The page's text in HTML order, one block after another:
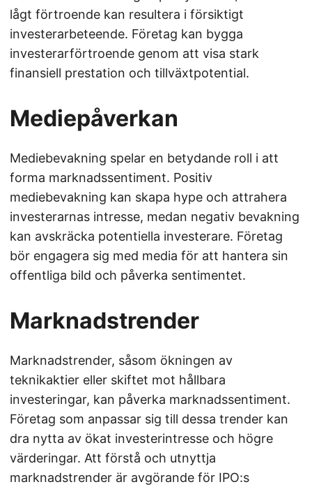
lågt förtroende kan resultera i försiktigt
investerarbeteende. Företag kan bygga
investerarförtroende genom att visa stark
finansiell prestation och tillväxtpotential.
Mediepåverkan
Mediebevakning spelar en betydande roll i att
forma marknadssentiment. Positiv
mediebevakning kan skapa hype och attrahera
investerarnas intresse, medan negativ bevakning
kan avskräcka potentiella investerare. Företag
bör engagera sig med media för att hantera sin
offentliga bild och påverka sentimentet.
Marknadstrender
Marknadstrender, såsom ökningen av
teknikaktier eller skiftet mot hållbara
investeringar, kan påverka marknadssentiment.
Företag som anpassar sig till dessa trender kan
dra nytta av ökat investerintresse och högre
värderingar. Att förstå och utnyttja
marknadstrender är avgörande för IPO:s